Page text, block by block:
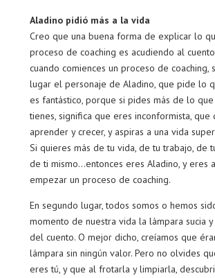
Aladino pidió más a la vida
Creo que una buena forma de explicar lo
proceso de coaching es acudiendo al
cuando comiences un proceso de coaching,
lugar el personaje de Aladino, que pide lo
es fantástico, porque si pides más de lo
tienes, significa que eres inconformista, que
aprender y crecer, y aspiras a una vida
Si quieres más de tu vida, de tu trabajo, de
de ti mismo…entonces eres Aladino, y eres
empezar un proceso de coaching.
En segundo lugar, todos somos o hemos
momento de nuestra vida la lámpara sucia
del cuento. O mejor dicho, creíamos que
lámpara sin ningún valor. Pero no olvides
eres tú, y que al frotarla y limpiarla,